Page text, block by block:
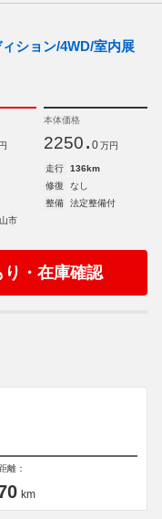
ション/4WD/室内展
本体価格
2250. 0 万円
走行
136km
修復
なし
整備
法定整備付
市
り・在庫確認
離：
km